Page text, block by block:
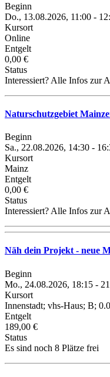
Beginn
Do., 13.08.2026, 11:00 -
Kursort
Online
Entgelt
0,00 €
Status
Interessiert? Alle Infos zur
Naturschutzgebiet
Beginn
Sa., 22.08.2026, 14:30 -
Kursort
Mainz
Entgelt
0,00 €
Status
Interessiert? Alle Infos zur
Näh dein Projekt - neue
Beginn
Mo., 24.08.2026, 18:15 -
Kursort
Innenstadt; vhs-Haus; B;
Entgelt
189,00 €
Status
Es sind noch 8 Plätze frei